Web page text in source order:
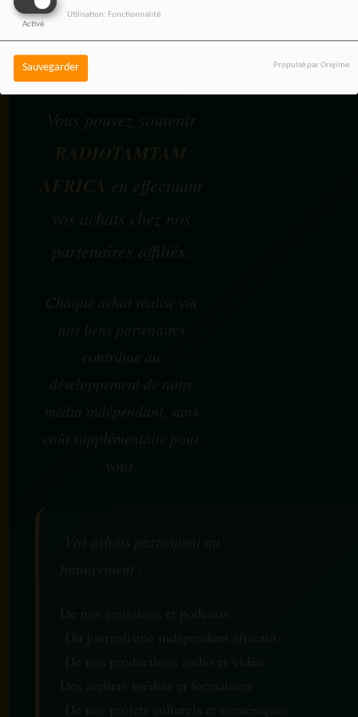
Activé
Utilisation: Fonctionnalité
Sauvegarder Propulsé par Orejime
Vous pouvez soutenir
RADIOTAMTAM
AFRICA en effectuant
vos achats chez nos
partenaires affiliés.
Chaque achat réalisé via
nos liens partenaires
contribue au
développement de notre
média indépendant, sans
coût supplémentaire pour
vous.